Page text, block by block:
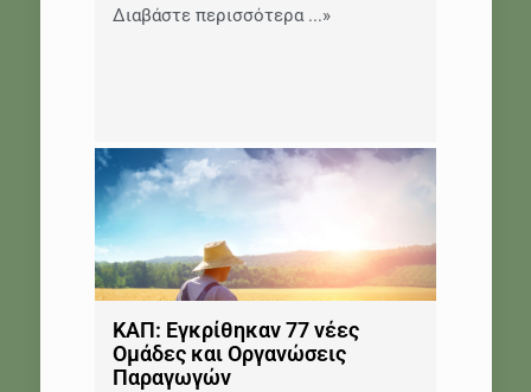
Διαβάστε περισσότερα ...»
ΚΑΠ: Εγκρίθηκαν 77 νέες
Ομάδες και Οργανώσεις
Παραγωγών